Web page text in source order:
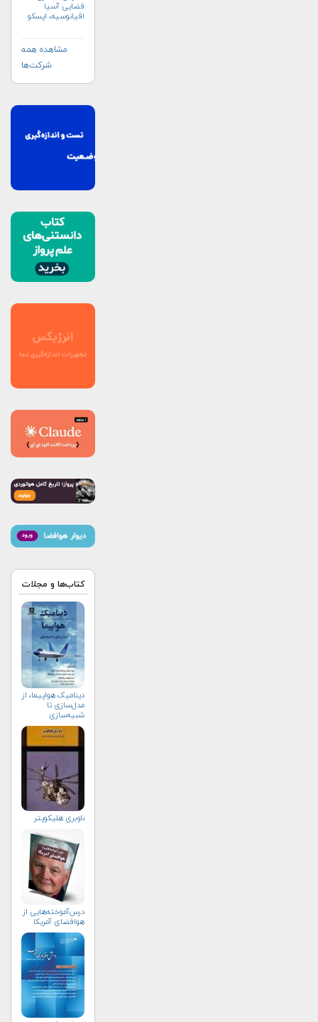
فضایی آسیا
اقیانوسیه، اپسکو
مشاهده همه
شرکت‌ها
کتاب‌ها و مجلات
دینامیک هواپیما، از
مدل‌سازی تا
شبیه‌سازی
ناوبری هلیكوپتر
درس‌آموخته‌هایی از
هوافضای آمریکا